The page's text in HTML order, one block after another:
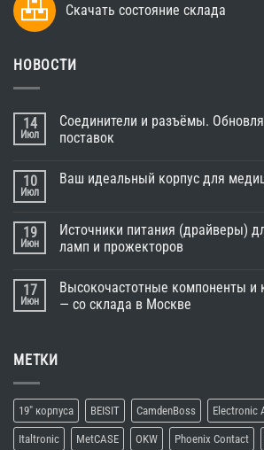
Скачать состояние склада
НОВОСТИ
14
Июл
Соединители и разъёмы.
поставок
10
Июл
Ваш идеальный корпус для
19
Июн
Источники питания (драйверы)
ламп и прожекторов
17
Июн
Высокочастотные компоненты и
— со склада в Москве
МЕТКИ
19" корпуса BEISIT CamdenBoss Electronic
Italtronic MetCASE OKW Phoenix Contact